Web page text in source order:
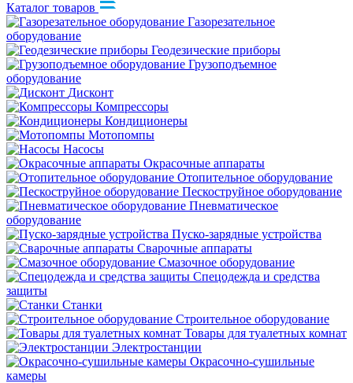
Каталог товаров
Газорезательное
оборудование
Геодезические приборы
Грузоподъемное
оборудование
Дисконт
Компрессоры
Кондиционеры
Мотопомпы
Насосы
Окрасочные аппараты
Отопительное оборудование
Пескоструйное оборудование
Пневматическое
оборудование
Пуско-зарядные устройства
Сварочные аппараты
Смазочное оборудование
Спецодежда и средства
защиты
Станки
Строительное оборудование
Товары для туалетных комнат
Электростанции
Окрасочно-сушильные
камеры